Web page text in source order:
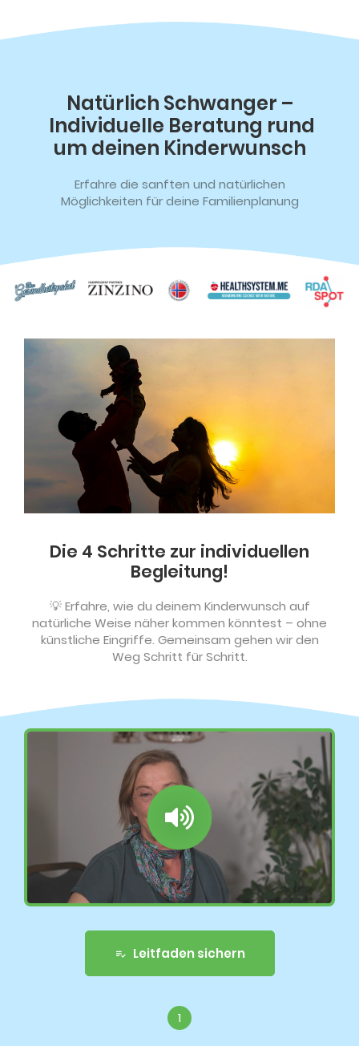
Natürlich Schwanger –
Individuelle Beratung rund
um deinen Kinderwunsch
Erfahre die sanften und natürlichen
Möglichkeiten für deine Familienplanung
Die 4 Schritte zur individuellen
Begleitung!
💡Erfahre, wie du deinem Kinderwunsch auf
natürliche Weise näher kommen könntest – ohne
künstliche Eingriffe. Gemeinsam gehen wir den
Weg Schritt für Schritt.
Leitfaden sichern
1